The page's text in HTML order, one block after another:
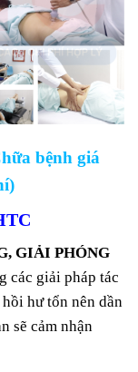
bệnh giá
GIẢI PHÓNG
các giải pháp tác
hư tổn nên dần
sẽ cảm nhận